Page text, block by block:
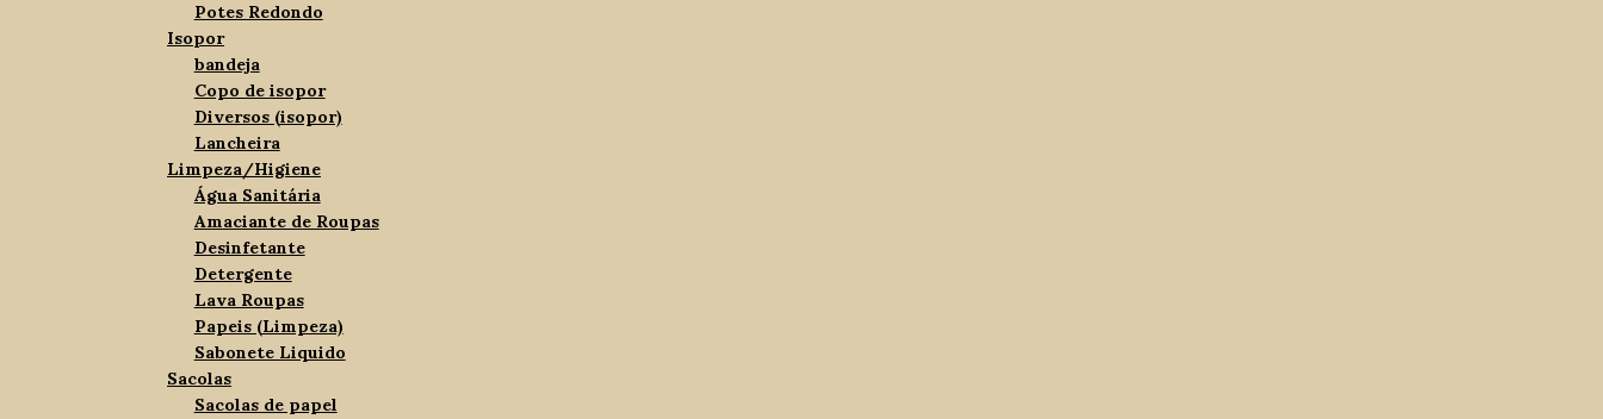
Potes Redondo
Isopor
bandeja
Copo de isopor
Diversos (isopor)
Lancheira
Limpeza/Higiene
Água Sanitária
Amaciante de Roupas
Desinfetante
Detergente
Lava Roupas
Papeis (Limpeza)
Sabonete Liquido
Sacolas
Sacolas de papel